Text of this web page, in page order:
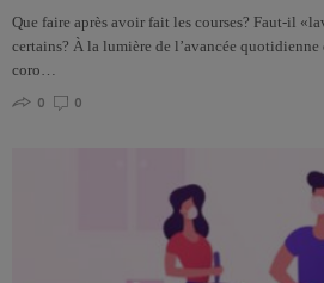
Que faire après avoir fait les courses? Faut-il
certains? À la lumière de l’avancée quotidienne
coro…
0
0